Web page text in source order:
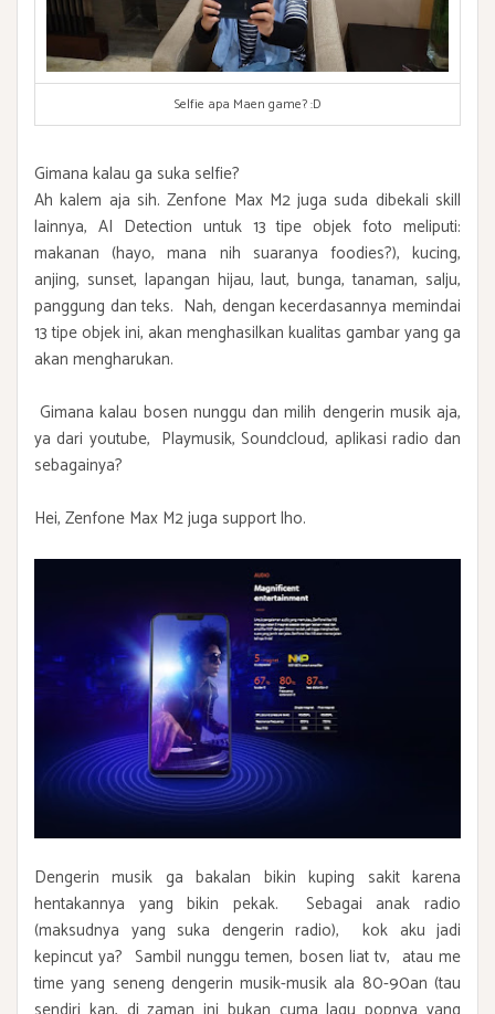
Selfie apa Maen game? :D
Gimana kalau ga suka selfie?
Ah kalem aja sih. Zenfone Max M2 juga suda dibekali skill
lainnya, AI Detection untuk 13 tipe objek foto meliputi:
makanan (hayo, mana nih suaranya foodies?), kucing,
anjing, sunset, lapangan hijau, laut, bunga, tanaman, salju,
panggung dan teks. Nah, dengan kecerdasannya memindai
13 tipe objek ini, akan menghasilkan kualitas gambar yang ga
akan mengharukan.
Gimana kalau bosen nunggu dan milih dengerin musik aja,
ya dari youtube, Playmusik, Soundcloud, aplikasi radio dan
sebagainya?
Hei, Zenfone Max M2 juga support lho.
Dengerin musik ga bakalan bikin kuping sakit karena
hentakannya yang bikin pekak. Sebagai anak radio
(maksudnya yang suka dengerin radio), kok aku jadi
kepincut ya? Sambil nunggu temen, bosen liat tv, atau me
time yang seneng dengerin musik-musik ala 80-90an (tau